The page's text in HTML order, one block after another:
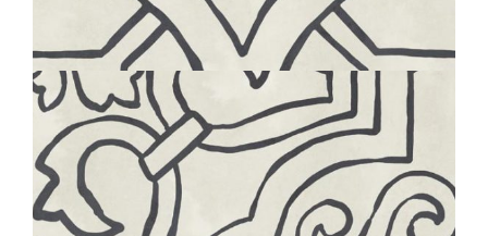
BOHÈME
RING